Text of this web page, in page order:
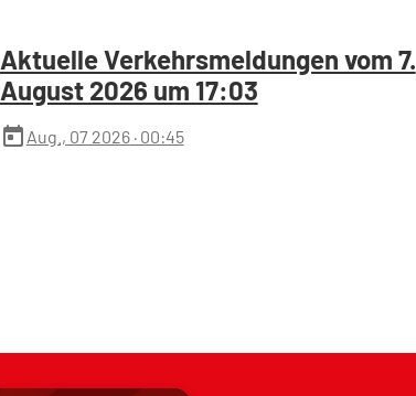
Aktuelle Verkehrsmeldungen vom 7.
August 2026 um 17:03
today Aug., 07 2026· 00:45